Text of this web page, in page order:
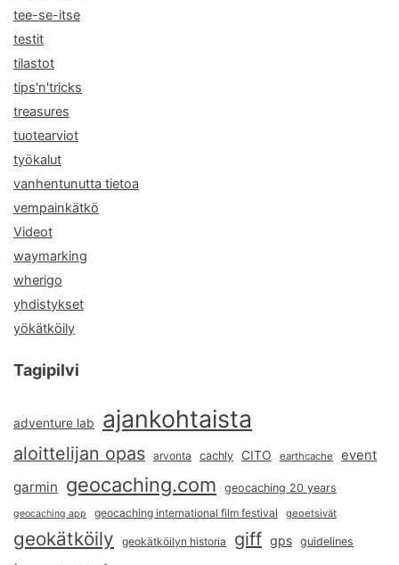
tee-se-itse
testit
tilastot
tips'n'tricks
treasures
tuotearviot
työkalut
vanhentunutta tietoa
vempainkätkö
Videot
waymarking
wherigo
yhdistykset
yökätköily
Tagipilvi
adventure lab ajankohtaista
aloittelijan opas arvonta cachly CITO earthcache event
garmin geocaching.com geocaching 20 years
geocaching app geocaching international film festival geoetsivät
geokätköily geokätköilyn historia giff gps guidelines